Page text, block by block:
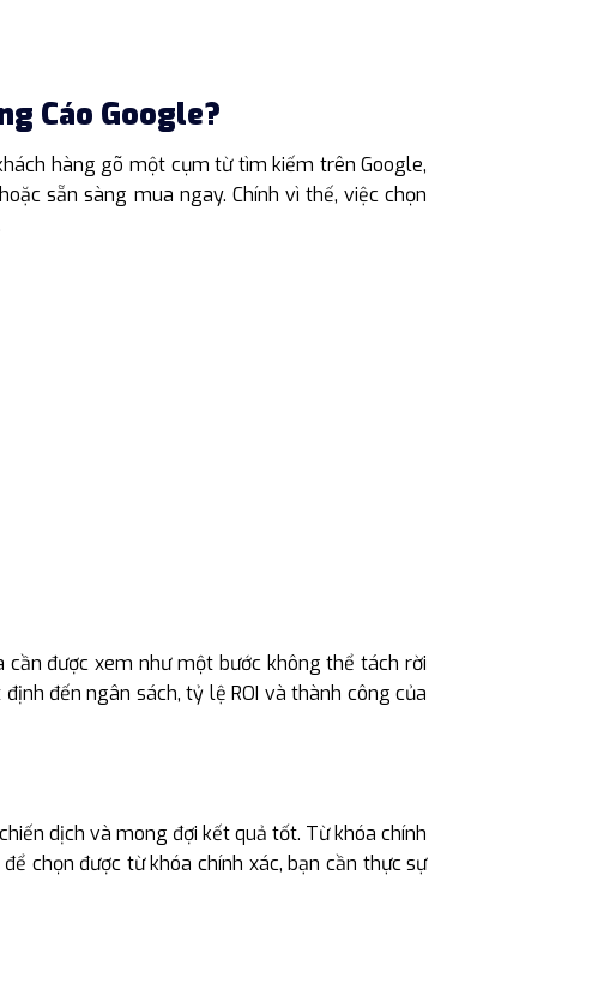
Cáo Google?
hàng gõ một cụm từ tìm kiếm trên Google,
sẵn sàng mua ngay. Chính vì thế, việc chọn
cần được xem như một bước không thể tách rời
đến ngân sách, tỷ lệ ROI và thành công của
dịch và mong đợi kết quả tốt. Từ khóa chính
chọn được từ khóa chính xác, bạn cần thực sự